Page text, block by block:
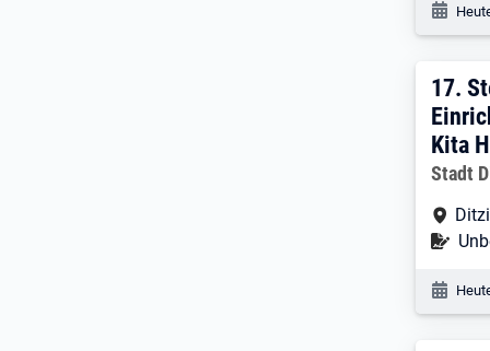
17.
17.
Kita
Stadt